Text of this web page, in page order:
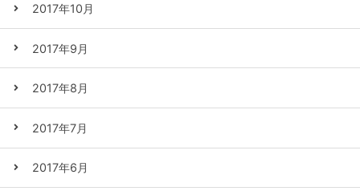
2017年10月
2017年9月
2017年8月
2017年7月
2017年6月